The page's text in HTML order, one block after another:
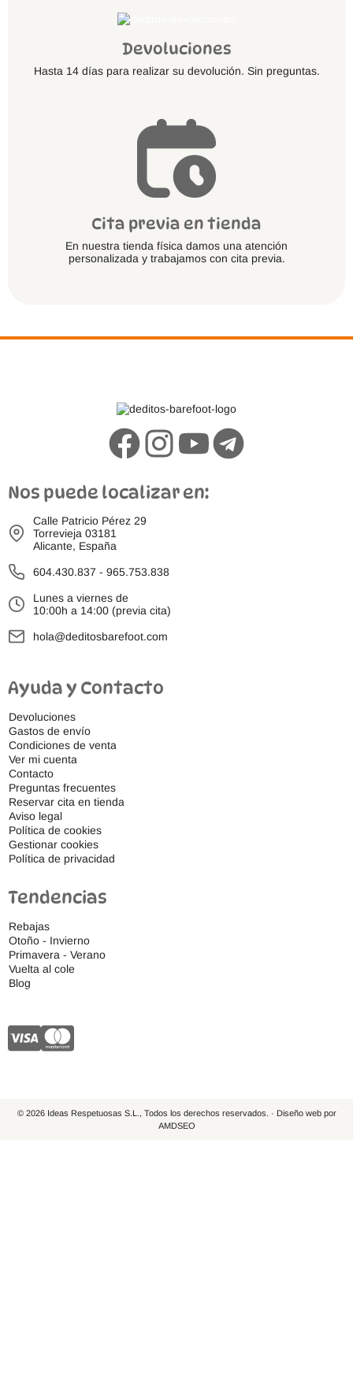
Devoluciones
Hasta 14 días para realizar su devolución. Sin preguntas.
Cita previa en tienda
En nuestra tienda física damos una atención
personalizada y trabajamos con cita previa.
Nos puede localizar en:
Calle Patricio Pérez 29
Torrevieja 03181
Alicante, España
604.430.837 - 965.753.838
Lunes a viernes de
10:00h a 14:00 (previa cita)
hola@deditosbarefoot.com
Ayuda y Contacto
Devoluciones
Gastos de envío
Condiciones de venta
Ver mi cuenta
Contacto
Preguntas frecuentes
Reservar cita en tienda
Aviso legal
Política de cookies
Gestionar cookies
Política de privacidad
Tendencias
Rebajas
Otoño - Invierno
Primavera - Verano
Vuelta al cole
Blog
© 2026 Ideas Respetuosas S.L., Todos los derechos reservados. · Diseño web por
AMDSEO